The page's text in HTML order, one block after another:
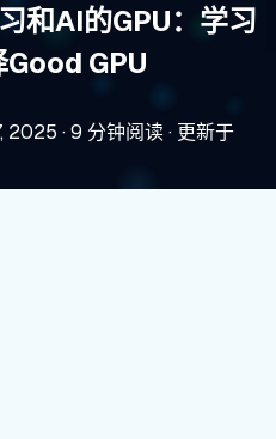
和AI的GPU：学习
GPU
2025 ·9 分钟阅读· 更新于